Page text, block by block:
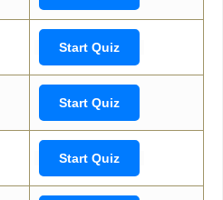
Start Quiz
Start Quiz
Start Quiz